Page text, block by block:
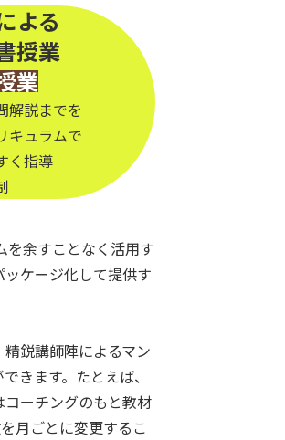
よる
授業
業
解説までを
キュラムで
く指導
を余すことなく活用す
ケージ化して提供す
鋭講師陣によるマン
きます。たとえば、
ーチングのもと教材
月ごとに変更するこ